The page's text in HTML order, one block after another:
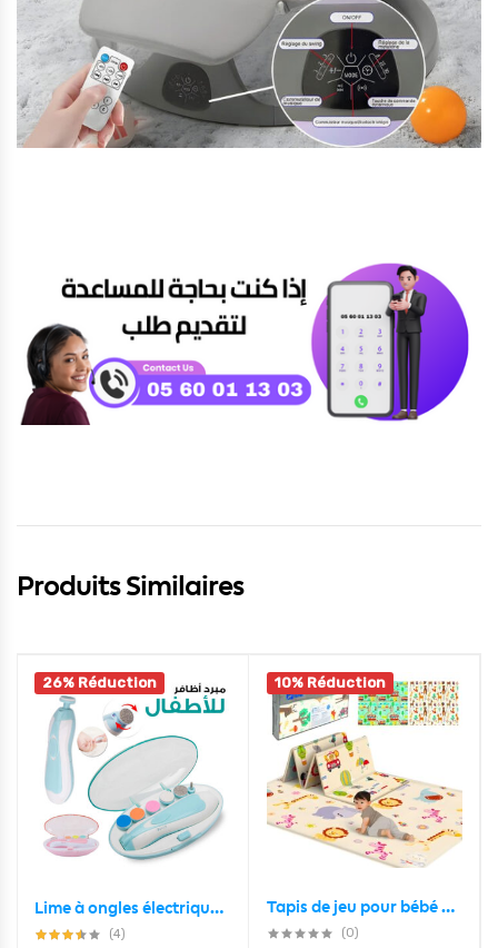
Produits Similaires
26% Réduction
Lime à ongles électrique pour bébé
(4)
10% Réduction
Tapis de jeu pour bébé pliable mousse XPE double face imperméable – بساط ألعاب للأطفال
(0)